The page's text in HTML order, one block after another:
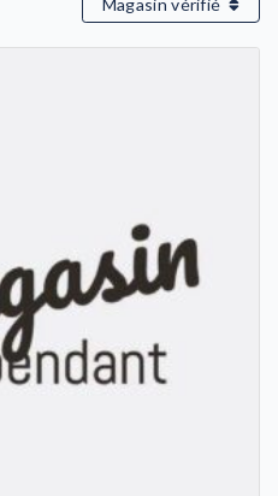
Magasin vérifié